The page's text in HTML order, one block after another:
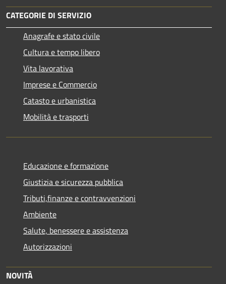
CATEGORIE DI SERVIZIO
Anagrafe e stato civile
Cultura e tempo libero
Vita lavorativa
Imprese e Commercio
Catasto e urbanistica
Mobilità e trasporti
Educazione e formazione
Giustizia e sicurezza pubblica
Tributi,finanze e contravvenzioni
Ambiente
Salute, benessere e assistenza
Autorizzazioni
NOVITÀ